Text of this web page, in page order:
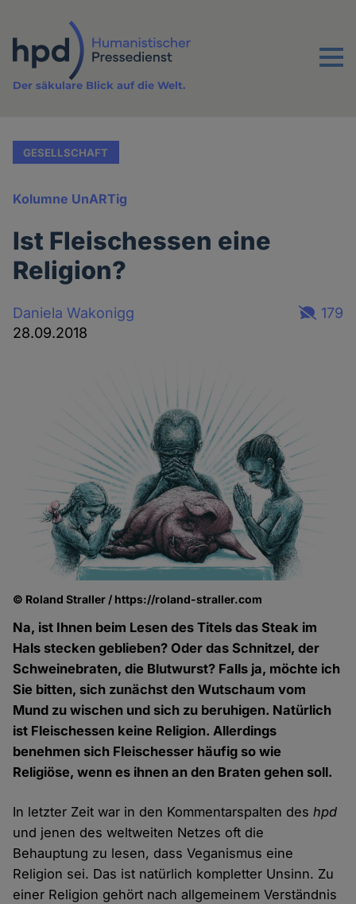
Inhalt
Menu
Der säkulare Blick auf die Welt.
GESELLSCHAFT
Kolumne UnARTig
Ist Fleischessen eine
Religion?
Daniela Wakonigg
28.09.2018
179
© Roland Straller / https://roland-straller.com
Na, ist Ihnen beim Lesen des Titels das Steak im
Hals stecken geblieben? Oder das Schnitzel, der
Schweinebraten, die Blutwurst? Falls ja, möchte ich
Sie bitten, sich zunächst den Wutschaum vom
Mund zu wischen und sich zu beruhigen. Natürlich
ist Fleischessen keine Religion. Allerdings
benehmen sich Fleischesser häufig so wie
Religiöse, wenn es ihnen an den Braten gehen soll.
In letzter Zeit war in den Kommentarspalten deshpd
und jenen des weltweiten Netzes oft die
Behauptung zu lesen, dass Veganismus eine
Religion sei. Das ist natürlich kompletter Unsinn. Zu
einer Religion gehört nach allgemeinem Verständnis